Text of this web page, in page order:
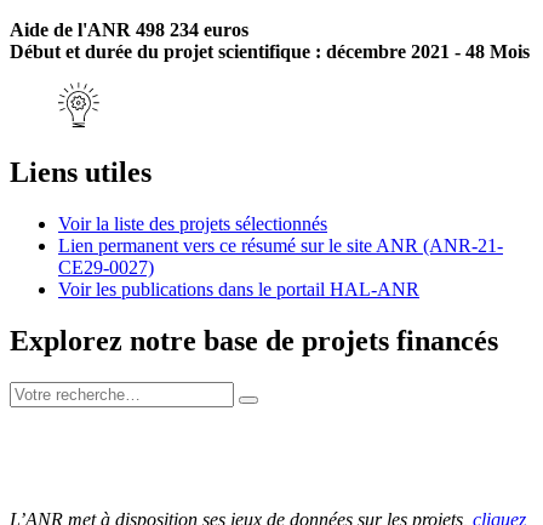
Aide de l'ANR 498 234 euros
Début et durée du projet scientifique : décembre 2021 - 48 Mois
Liens utiles
Voir la liste des projets sélectionnés
Lien permanent vers ce résumé sur le site ANR (ANR-21-
CE29-0027)
Voir les publications dans le portail HAL-ANR
Explorez notre base de projets financés
L’ANR met à disposition ses jeux de données sur les projets, cliquez